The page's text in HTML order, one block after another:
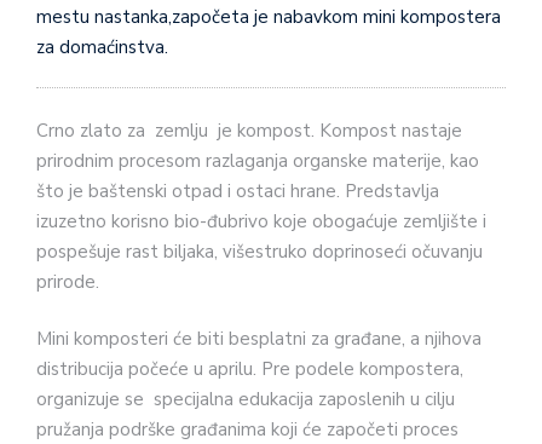
mestu nastanka,započeta je nabavkom mini kompostera
za domaćinstva.
Crno zlato za zemlju je kompost. Kompost nastaje
prirodnim procesom razlaganja organske materije, kao
što je baštenski otpad i ostaci hrane. Predstavlja
izuzetno korisno bio-đubrivo koje obogaćuje zemljište i
pospešuje rast biljaka, višestruko doprinoseći očuvanju
prirode.
Mini komposteri će biti besplatni za građane, a njihova
distribucija počeće u aprilu. Pre podele kompostera,
organizuje se specijalna edukacija zaposlenih u cilju
pružanja podrške građanima koji će započeti proces